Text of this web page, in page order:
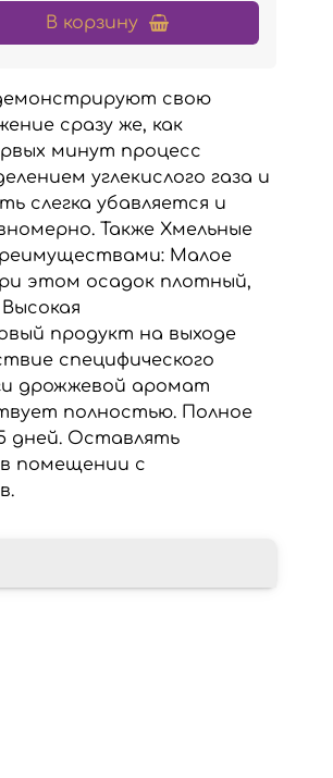
В корзину
свою
сразу же, как
минут процесс
углекислого газа и
слегка убавляется и
Также Хмельные
Малое
этом осадок плотный,
продукт на выходе
специфического
дрожжевой аромат
полностью. Полное
дней. Оставлять
помещении с